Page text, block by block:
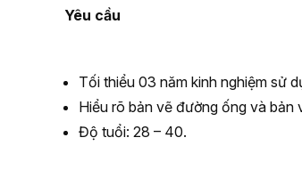
Yêu cầu
Tối thiểu 03 năm kinh nghiệm sử
Hiểu rõ bản vẽ đường ống và bản
Độ tuổi: 28 – 40.